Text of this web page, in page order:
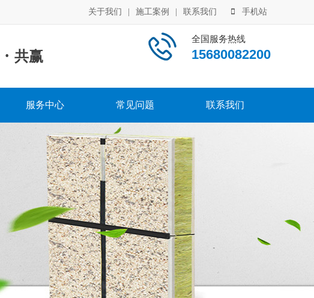
关于我们 施工案例 联系我们 手机站
· 共赢
全国服务热线
15680082200
服务中心 常见问题 联系我们